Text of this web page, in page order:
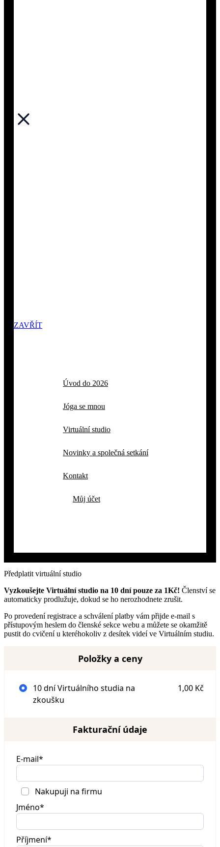
ZAVŘÍT
Úvod do 2026
Jóga se mnou
Virtuální studio
Novinky a společná setkání
Kontakt
Můj účet
Předplatit virtuální studio
Vyzkoušejte Virtuální studio na 10 dní pouze za 1Kč! Členství se
automaticky prodlužuje, dokud se ho nerozhodnete zrušit.
Po provedení registrace a schválení platby vám přijde e-mail s
přístupovým heslem do členské sekce webu a můžete se okamžitě
pustit do cvičení u kteréhokoliv z desítek videí ve Virtuálním studiu.
Položky a ceny
10 dní Virtuálního studia na
zkoušku
1,00 Kč
Fakturační údaje
E-mail*
Nakupuji na firmu
Jméno*
Příjmení*